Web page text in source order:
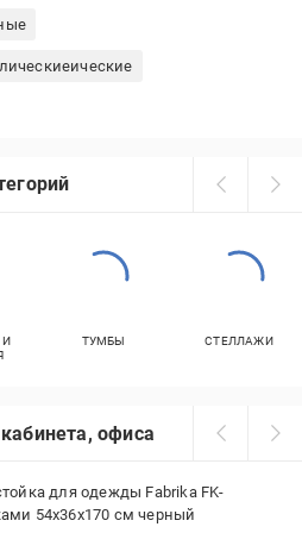
для прихожей
офиса
И
ТУМБЫ СТЕЛЛАЖИ
офиса
для одежды Fabrika FK-
54x36x170 см черный